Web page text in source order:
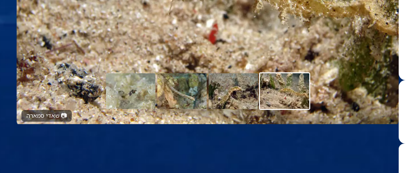
📷שאדי סמארה